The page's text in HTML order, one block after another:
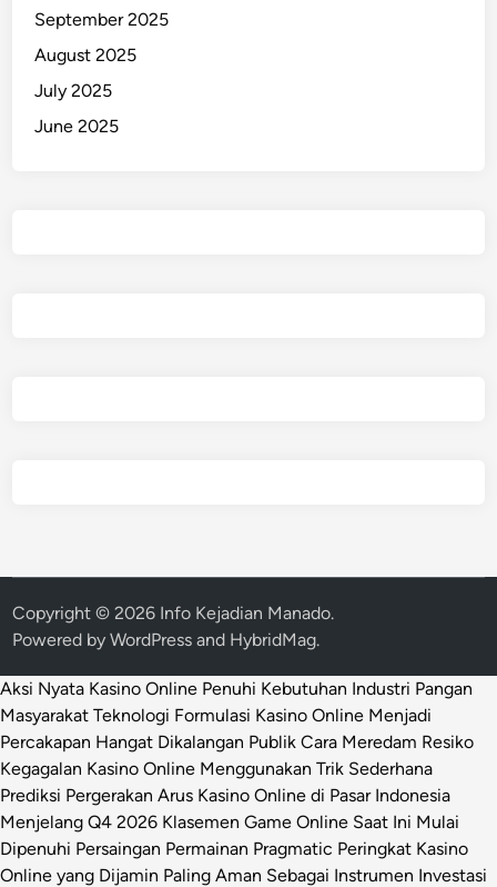
September 2025
August 2025
July 2025
June 2025
Copyright © 2026 Info Kejadian Manado.
Powered byWordPress and HybridMag.
Aksi Nyata Kasino Online Penuhi Kebutuhan Industri Pangan
Masyarakat Teknologi Formulasi Kasino Online Menjadi
Percakapan Hangat Dikalangan Publik Cara Meredam Resiko
Kegagalan Kasino Online Menggunakan Trik Sederhana
Prediksi Pergerakan Arus Kasino Online di Pasar Indonesia
Menjelang Q4 2026 Klasemen Game Online Saat Ini Mulai
Dipenuhi Persaingan Permainan Pragmatic Peringkat Kasino
Online yang Dijamin Paling Aman Sebagai Instrumen Investasi